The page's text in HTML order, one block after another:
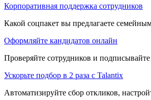
Корпоративная поддержка сотрудников
Какой соцпакет вы предлагаете
Оформляйте кандидатов онлайн
Проверяйте сотрудников и
Ускорьте подбор в 2 раза с Talantix
Автоматизируйте сбор откликов,